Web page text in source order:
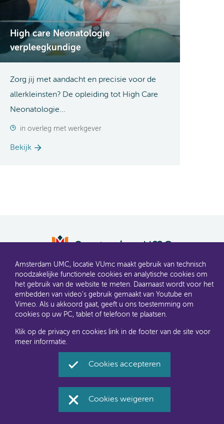
High care Neonatologie
verpleegkundige
Zorg jij met aandacht en precisie voor de
allerkleinsten? De opleiding tot High Care
Neonatologie...
in overleg met werkgever
Bekijk
AMC en VUmc zijn al een tijdje samen Amsterdam UMC.
Dit gaat u ook merken aan de websites: steeds meer
informatie verhuist naar amsterdamumc.nl en
amsterdamumc.org
FacebookTwitter InstagramLinkedInYoutube
Disclaimer Toegankelijkheid
Privacyverklaring en
Amsterdam UMC, locatie VUmc maakt gebruik van technisch
noodzakelijke functionele cookies en analytische cookies om
het gebruik van de website te meten. Daarnaast wordt voor het
embedden van video's gebruik gemaakt van Youtube en
Vimeo. Als u akkoord gaat, geeft u ons toestemming om
cookies op uw PC, tablet of telefoon te plaatsen.
Klik op de privacy en cookies link in de footer van de site voor
meer informatie.
Cookies accepteren
Cookies weigeren